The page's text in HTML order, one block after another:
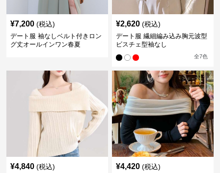
¥7,200 (税込)
デート服 袖なしベルト付きロン
グ丈オールインワン春夏
¥2,620 (税込)
デート服 繊細編み込み胸元波型
ビスチェ型袖なし
全7色
¥4,840 (税込) ¥4,420 (税込)